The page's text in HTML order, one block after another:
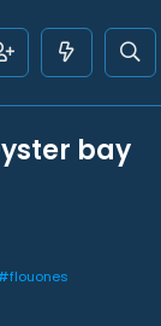
bay
flouones